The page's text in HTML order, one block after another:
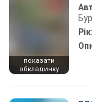
показати
обкладинку
Рік: